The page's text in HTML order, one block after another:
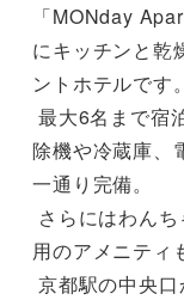
「MONday
にキッチンと乾
ントホテルです。
除機や冷蔵庫、
一通り完備。
用のアメニティ